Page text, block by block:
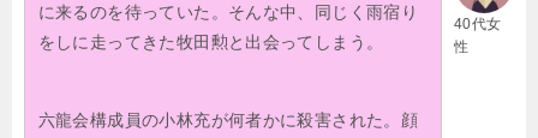
40代女
性
に来るのを待っていた。そんな中、同じく雨宿り
をしに走ってきた牧田勲と出会ってしまう。
六龍会構成員の小林充が何者かに殺害された。顔